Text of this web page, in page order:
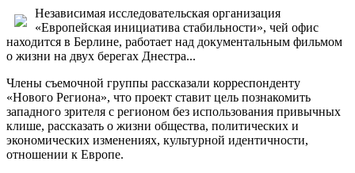
Независимая исследовательская организация
«Европейская инициатива стабильности», чей офис
находится в Берлине, работает над документальным фильмом
о жизни на двух берегах Днестра...
Члены съемочной группы рассказали корреспонденту
«Нового Региона», что проект ставит цель познакомить
западного зрителя с регионом без использования привычных
клише, рассказать о жизни общества, политических и
экономических изменениях, культурной идентичности,
отношении к Европе.